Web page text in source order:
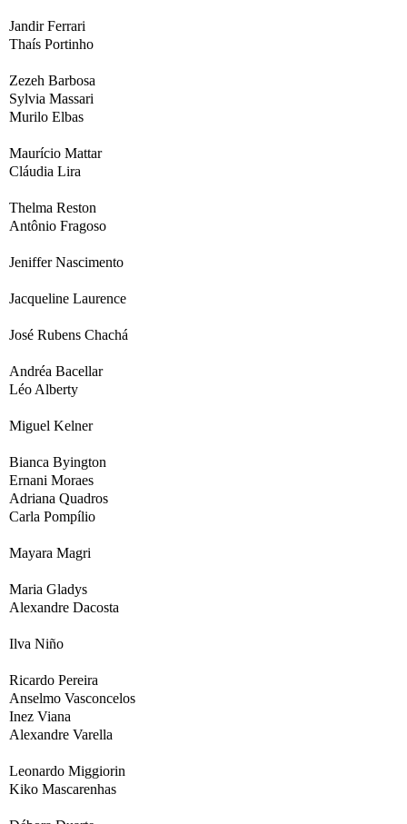
Jandir Ferrari
Thaís Portinho
Zezeh Barbosa
Sylvia Massari
Murilo Elbas
Maurício Mattar
Cláudia Lira
Thelma Reston
Antônio Fragoso
Jeniffer Nascimento
Jacqueline Laurence
José Rubens Chachá
Andréa Bacellar
Léo Alberty
Miguel Kelner
Bianca Byington
Ernani Moraes
Adriana Quadros
Carla Pompílio
Mayara Magri
Maria Gladys
Alexandre Dacosta
Ilva Niño
Ricardo Pereira
Anselmo Vasconcelos
Inez Viana
Alexandre Varella
Leonardo Miggiorin
Kiko Mascarenhas